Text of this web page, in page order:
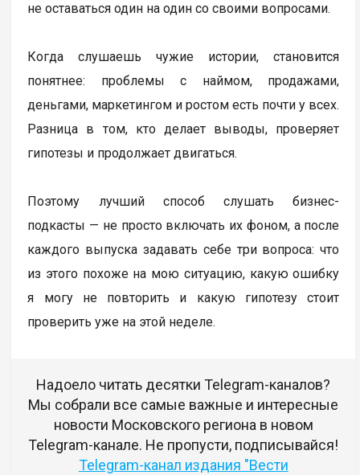
не оставаться один на один со своими вопросами.
Когда слушаешь чужие истории, становится
понятнее: проблемы с наймом, продажами,
деньгами, маркетингом и ростом есть почти у всех.
Разница в том, кто делает выводы, проверяет
гипотезы и продолжает двигаться.
Поэтому лучший способ слушать бизнес-
подкасты — не просто включать их фоном, а после
каждого выпуска задавать себе три вопроса: что
из этого похоже на мою ситуацию, какую ошибку
я могу не повторить и какую гипотезу стоит
проверить уже на этой неделе.
Надоело читать десятки Telegram-каналов?
Мы собрали все самые важные и интересные
новости Московского региона в новом
Telegram-канале. Не пропусти, подписывайся!
Telegram-канал издания "Вести